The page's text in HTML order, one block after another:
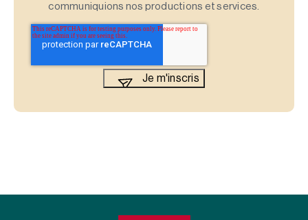
communiquions nos productions et services.